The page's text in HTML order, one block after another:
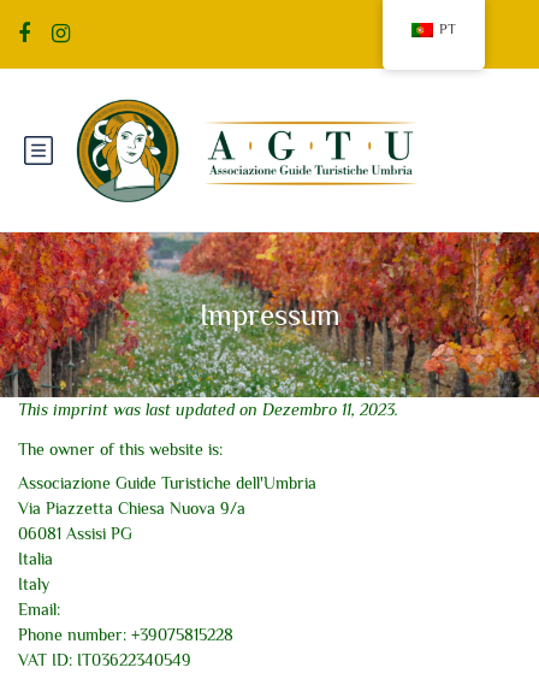
Impressum
This imprint was last updated on Dezembro 11, 2023.
The owner of this website is:
Associazione Guide Turistiche dell'Umbria
Via Piazzetta Chiesa Nuova 9/a
06081 Assisi PG
Italia
Italy
Email:
Phone number: +39075815228
VAT ID: IT03622340549
PT